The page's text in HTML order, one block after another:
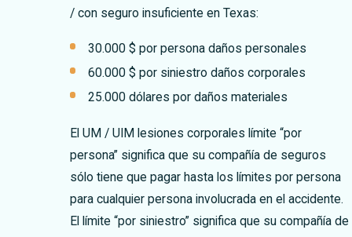
/ con seguro insuficiente en Texas:
30.000 $ por persona daños personales
60.000 $ por siniestro daños corporales
25.000 dólares por daños materiales
El UM / UIM lesiones corporales límite “por
persona” significa que su compañía de seguros
sólo tiene que pagar hasta los límites por persona
para cualquier persona involucrada en el accidente.
El límite “por siniestro” significa que su compañía de